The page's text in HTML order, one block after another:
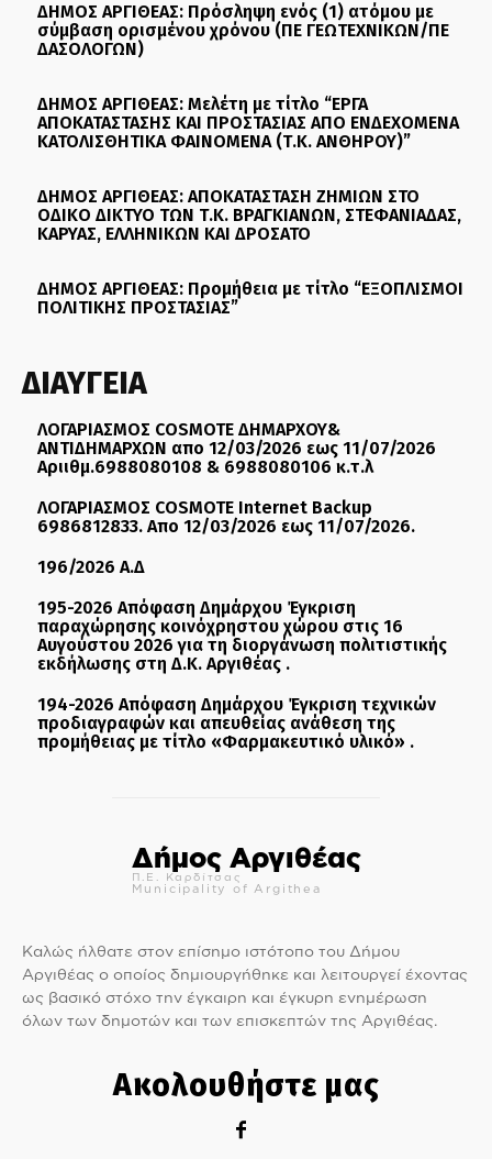
ΔΗΜΟΣ ΑΡΓΙΘΕΑΣ: Πρόσληψη ενός (1) ατόμου με
σύμβαση ορισμένου χρόνου (ΠΕ ΓΕΩΤΕΧΝΙΚΩΝ/ΠΕ
ΔΑΣΟΛΟΓΩΝ)
ΔΗΜΟΣ ΑΡΓΙΘΕΑΣ: Μελέτη με τίτλο “ΕΡΓΑ
ΑΠΟΚΑΤΑΣΤΑΣΗΣ ΚΑΙ ΠΡΟΣΤΑΣΙΑΣ ΑΠΟ ΕΝΔΕΧΟΜΕΝΑ
ΚΑΤΟΛΙΣΘΗΤΙΚΑ ΦΑΙΝΟΜΕΝΑ (Τ.Κ. ΑΝΘΗΡΟΥ)”
ΔΗΜΟΣ ΑΡΓΙΘΕΑΣ: ΑΠΟΚΑΤΑΣΤΑΣΗ ΖΗΜΙΩΝ ΣΤΟ
ΟΔΙΚΟ ΔΙΚΤΥΟ ΤΩΝ Τ.Κ. ΒΡΑΓΚΙΑΝΩΝ, ΣΤΕΦΑΝΙΑΔΑΣ,
ΚΑΡΥΑΣ, ΕΛΛΗΝΙΚΩΝ ΚΑΙ ΔΡΟΣΑΤΟ
ΔΗΜΟΣ ΑΡΓΙΘΕΑΣ: Προμήθεια με τίτλο “ΕΞΟΠΛΙΣΜΟΙ
ΠΟΛΙΤΙΚΗΣ ΠΡΟΣΤΑΣΙΑΣ”
ΔΙΑΥΓΕΙΑ
ΛΟΓΑΡΙΑΣΜΟΣ COSMOTE ΔΗΜΑΡΧΟΥ&
ΑΝΤΙΔΗΜΑΡΧΩΝ απο 12/03/2026 εως 11/07/2026
Αριιθμ.6988080108 & 6988080106 κ.τ.λ
ΛΟΓΑΡΙΑΣΜΟΣ COSMOTE Internet Backup
6986812833. Απο 12/03/2026 εως 11/07/2026.
196/2026 Α.Δ
195-2026 Απόφαση Δημάρχου Έγκριση
παραχώρησης κοινόχρηστου χώρου στις 16
Αυγούστου 2026 για τη διοργάνωση πολιτιστικής
εκδήλωσης στη Δ.Κ. Αργιθέας .
194-2026 Απόφαση Δημάρχου Έγκριση τεχνικών
προδιαγραφών και απευθείας ανάθεση της
προμήθειας με τίτλο «Φαρμακευτικό υλικό» .
Δήμος Αργιθέας
Π.Ε. Καρδίτσας
Municipality of Argithea
Καλώς ήλθατε στον επίσημο ιστότοπο του Δήμου
Αργιθέας ο οποίος δημιουργήθηκε και λειτουργεί έχοντας
ως βασικό στόχο την έγκαιρη και έγκυρη ενημέρωση
όλων των δημοτών και των επισκεπτών της Αργιθέας.
Ακολουθήστε μας